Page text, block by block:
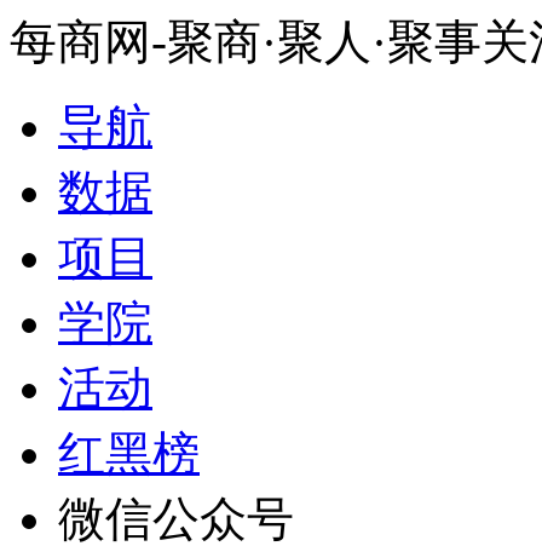
每商网-聚商·聚人·聚事
导航
数据
项目
学院
活动
红黑榜
微信公众号